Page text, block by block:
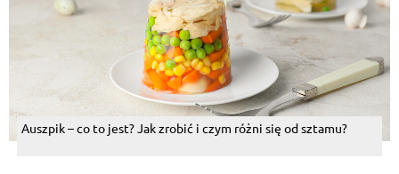
Auszpik – co to jest? Jak zrobić i czym różni się od sztamu?